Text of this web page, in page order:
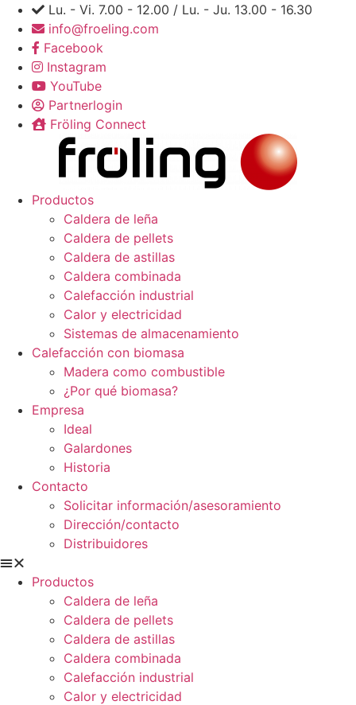
Skip to contentLu. - Vi. 7.00 - 12.00 / Lu. - Ju. 13.00 - 16.30
info@froeling.com
Facebook
Instagram
YouTube
Partnerlogin
Fröling Connect
Productos
Caldera de leña
Caldera de pellets
Caldera de astillas
Caldera combinada
Calefacción industrial
Calor y electricidad
Sistemas de almacenamiento
Calefacción con biomasa
Madera como combustible
¿Por qué biomasa?
Empresa
Ideal
Galardones
Historia
Contacto
Solicitar información/asesoramiento
Dirección/contacto
Distribuidores
Productos
Caldera de leña
Caldera de pellets
Caldera de astillas
Caldera combinada
Calefacción industrial
Calor y electricidad